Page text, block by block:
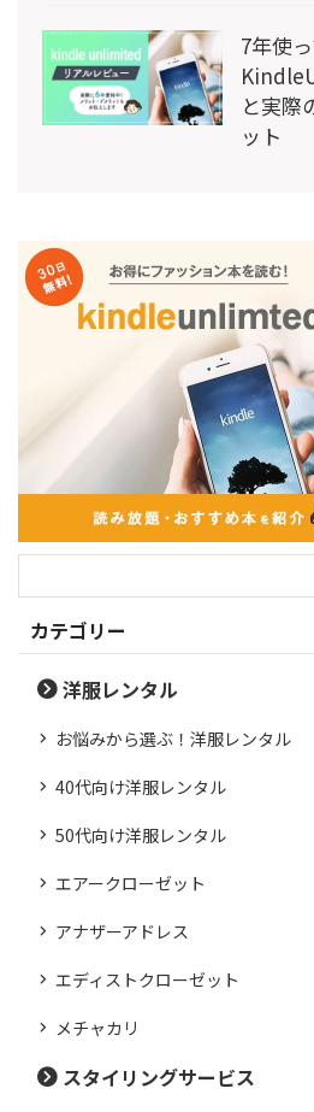
7年使
と実際
ット
カテゴリー
洋服レンタル
お悩みから選ぶ！洋服レンタル
40代向け洋服レンタル
50代向け洋服レンタル
エアークローゼット
アナザーアドレス
エディストクローゼット
メチャカリ
スタイリングサービス